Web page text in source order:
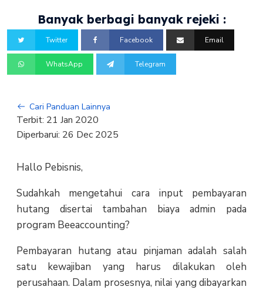
Banyak berbagi banyak rejeki :
Twitter Facebook Email
WhatsApp Telegram
Cari Panduan Lainnya
Terbit: 21 Jan 2020
Diperbarui: 26 Dec 2025
Hallo Pebisnis,
Sudahkah mengetahui cara input pembayaran
hutang disertai tambahan biaya admin pada
program Beeaccounting?
Pembayaran hutang atau pinjaman adalah salah
satu kewajiban yang harus dilakukan oleh
perusahaan. Dalam prosesnya, nilai yang dibayarkan